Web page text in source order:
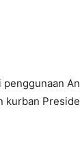
penggunaan
kurban